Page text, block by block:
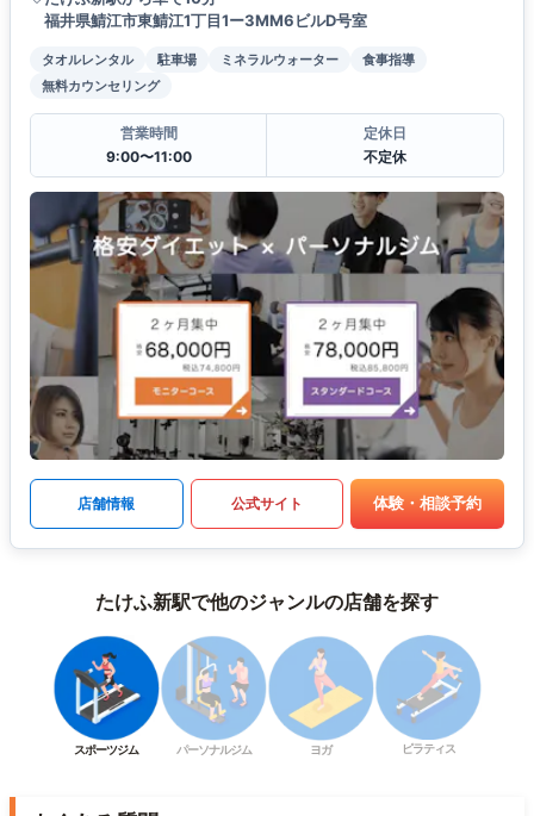
福井県鯖江市東鯖江1丁目1ー3MM6ビルD号室
タオルレンタル 駐車場 ミネラルウォーター
食事指導
無料カウンセリング
営業時間
9:00〜11:00
定休日
不定休
店舗情報 公式サイト 体験・相談予約
たけふ新駅で他のジャンルの店舗を探す
スポーツジム パーソナルジム ヨガ ピラティス